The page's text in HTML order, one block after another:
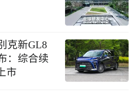
克新GL8
：综合续
市